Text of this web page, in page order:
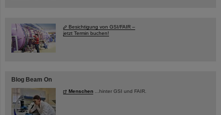
Besichtigung von GSI/FAIR –
jetzt Termin buchen!
Blog Beam On
Menschen ...hinter GSI und FAIR.